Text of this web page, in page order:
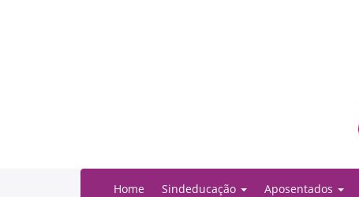
Home Sindeducação Aposentados